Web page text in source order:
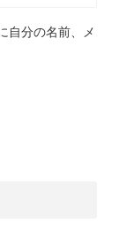
自分の名前、メ